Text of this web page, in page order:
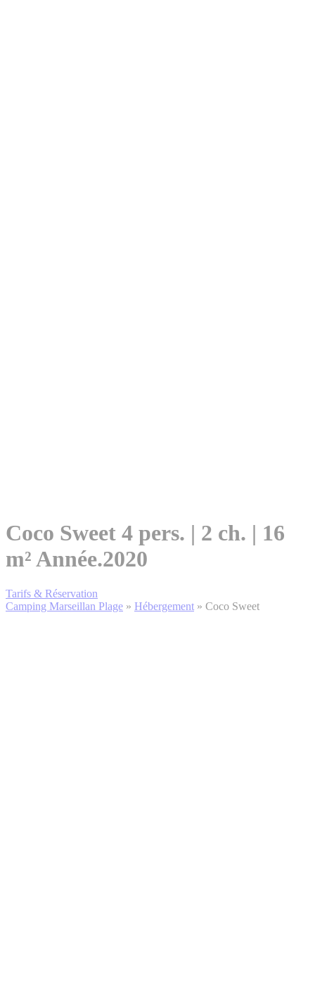
Coco Sweet 4 pers. | 2 ch. | 16
m²Année.2020
Tarifs & Réservation
Camping Marseillan Plage » Hébergement » Coco Sweet